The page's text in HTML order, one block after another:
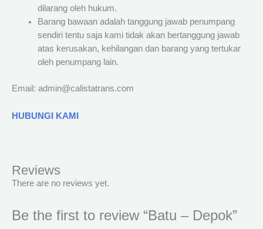
dilarang oleh hukum.
Barang bawaan adalah tanggung jawab penumpang
sendiri tentu saja kami tidak akan bertanggung jawab
atas kerusakan, kehilangan dan barang yang tertukar
oleh penumpang lain.
Email: admin@calistatrans.com
HUBUNGI KAMI
Reviews
There are no reviews yet.
Be the first to review “Batu – Depok”